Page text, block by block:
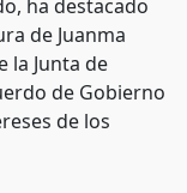
ha destacado
de Juanma
la Junta de
de Gobierno
de los